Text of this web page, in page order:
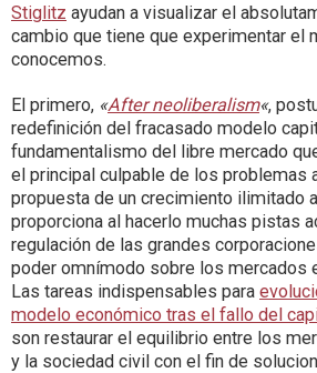
Stiglitz ayudan a visualizar el
cambio que tiene que experimentar el
conocemos.
El primero, «After neoliberalism«,
redefinición del fracasado modelo
fundamentalismo del libre mercado
el principal culpable de los problemas
propuesta de un crecimiento ilimitado
proporciona al hacerlo muchas pistas
regulación de las grandes
poder omnímodo sobre los mercados
Las tareas indispensables para
modelo económico tras el fallo del
son restaurar el equilibrio entre los
y la sociedad civil con el fin de